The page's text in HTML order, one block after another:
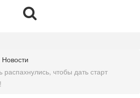
Новости
чтобы дать старт